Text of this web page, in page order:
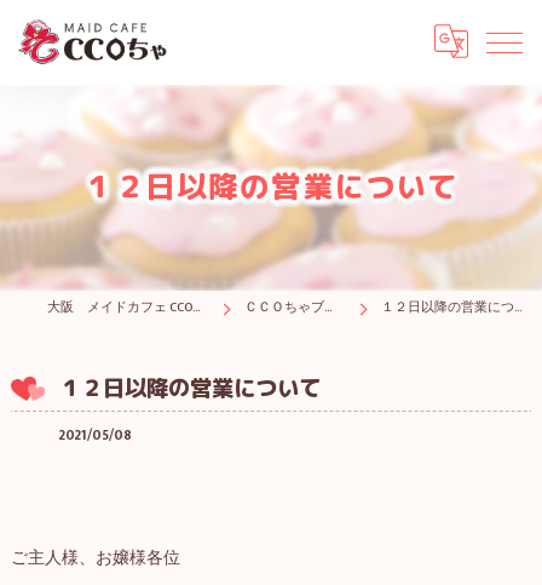
１２日以降の営業について
大阪 メイドカフェ CCOちゃ ＣＣＯちゃブログ １２日以降の営業について
１２日以降の営業について
2021/05/08
ご主人様、お嬢様各位